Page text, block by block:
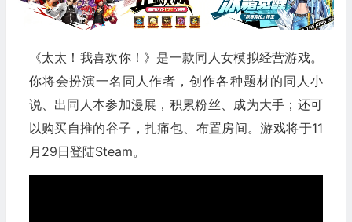
《太太！我喜欢你！》是一款同人女模拟经营游戏。
你将会扮演一名同人作者，创作各种题材的同人小
说、出同人本参加漫展，积累粉丝、成为大手；还可
以购买自推的谷子，扎痛包、布置房间。游戏将于11
月29日登陆Steam。